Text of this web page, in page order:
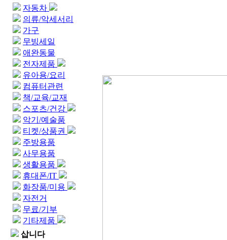
자동차
의류/악세서리
가구
무빙세일
애완동물
전자제품
유아용/요리
컴퓨터관련
책/교육/교재
스포츠/건강
악기/예술품
티켓/상품권
주방용품
사무용품
생활용품
휴대폰/IT
화장품/미용
자전거
무료/기부
기타제품
삽니다